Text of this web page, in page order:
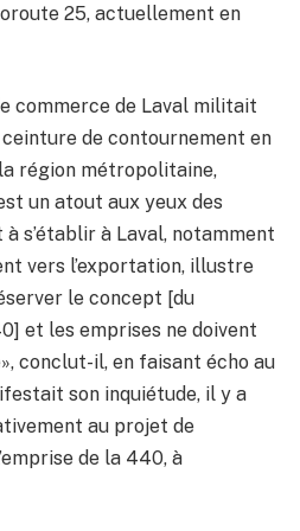
25, actuellement en
commerce de Laval militait
de contournement en
région métropolitaine,
un atout aux yeux des
s’établir à Laval, notamment
vers l’exportation, illustre
le concept [du
et les emprises ne doivent
conclut-il, en faisant écho au
son inquiétude, il y a
au projet de
de la 440, à